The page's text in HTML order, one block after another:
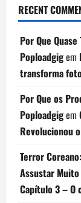
RECENT
Por Que
Poploadgigem
transforma
Por Que os
Poploadgigem
Revolucionou
Terror
Assustar
Capítulo 3 – O